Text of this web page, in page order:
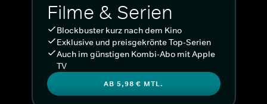
Filme & Serien
Blockbuster kurz nach dem Kino
Exklusive und preisgekrönte Top-Serien
Auch im günstigen Kombi-Abo mit Apple
TV
AB 5,98 € MTL.